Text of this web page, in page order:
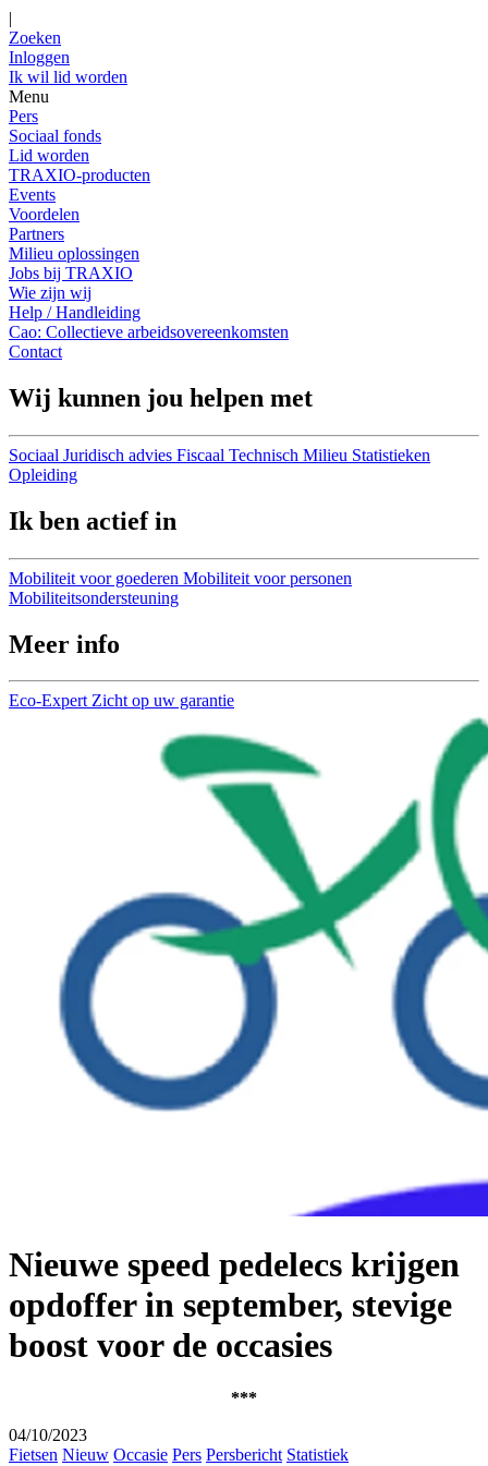
|
Zoeken
Inloggen
Ik wil lid worden
Menu
Pers
Sociaal fonds
Lid worden
TRAXIO-producten
Events
Voordelen
Partners
Milieu oplossingen
Jobs bij TRAXIO
Wie zijn wij
Help / Handleiding
Cao: Collectieve arbeidsovereenkomsten
Contact
Wij kunnen jou helpen met
Sociaal Juridisch advies Fiscaal Technisch Milieu Statistieken
Opleiding
Ik ben actief in
Mobiliteit voor goederen Mobiliteit voor personen
Mobiliteitsondersteuning
Meer info
Eco-Expert Zicht op uw garantie
Nieuwe speed pedelecs krijgen
opdoffer in september, stevige
boost voor de occasies
***
04/10/2023
Fietsen Nieuw Occasie Pers Persbericht Statistiek